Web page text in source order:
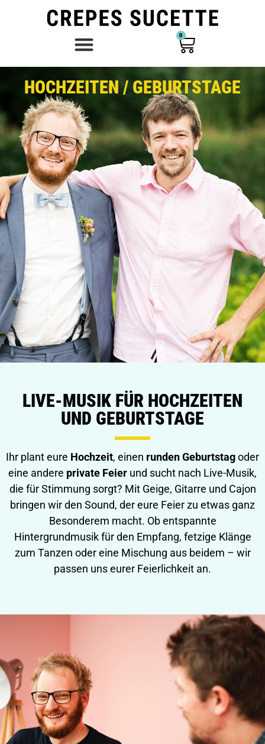
0
HOCHZEITEN / GEBURTSTAGE
LIVE-MUSIK FÜR HOCHZEITEN
UND GEBURTSTAGE
Ihr plant eure Hochzeit, einen runden Geburtstagoder
eine andere private Feier und sucht nach Live-Musik,
die für Stimmung sorgt? Mit Geige, Gitarre und Cajon
bringen wir den Sound, der eure Feier zu etwas ganz
Besonderem macht. Ob entspannte
Hintergrundmusik für den Empfang, fetzige Klänge
zum Tanzen oder eine Mischung aus beidem – wir
passen uns eurer Feierlichkeit an.